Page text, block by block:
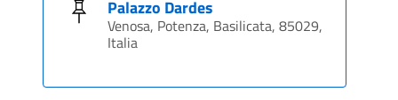
Palazzo Dardes
Venosa, Potenza, Basilicata, 85029,
Italia